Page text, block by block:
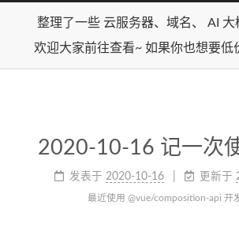
整理了一些 云服务器、域名、 AI
欢迎大家前往查看~ 如果你也想要
2020-10-16 记一次
发表于 2020-10-16 更新于
最近使用 @vue/composition-api 开